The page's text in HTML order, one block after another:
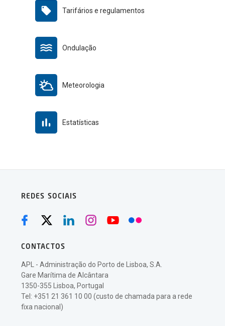
Tarifários e regulamentos
Ondulação
Meteorologia
Estatísticas
REDES SOCIAIS
CONTACTOS
APL - Administração do Porto de Lisboa, S.A.
Gare Marítima de Alcântara
1350-355 Lisboa, Portugal
Tel: +351 21 361 10 00 (custo de chamada para a rede
fixa nacional)